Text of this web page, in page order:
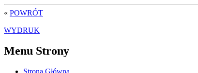
« POWRÓT
WYDRUK
Menu Strony
Strona Główna